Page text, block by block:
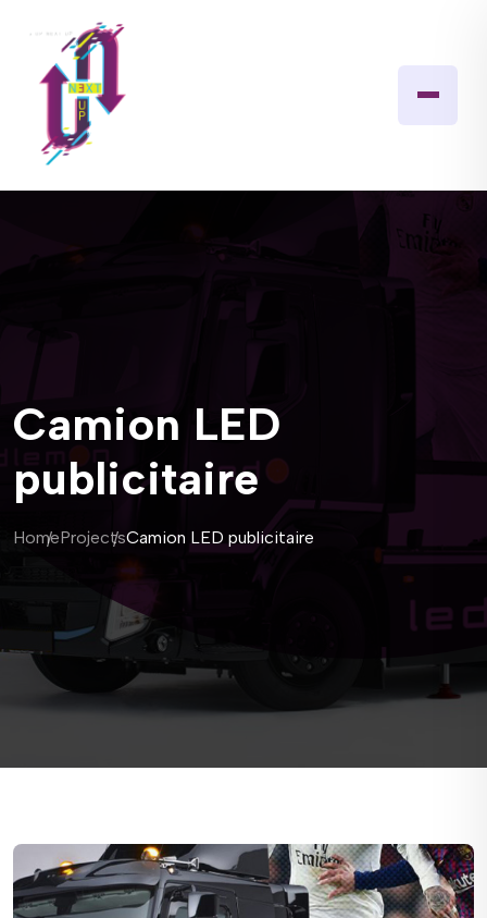
Camion LED
publicitaire
HomeProjectsCamion LED publicitaire